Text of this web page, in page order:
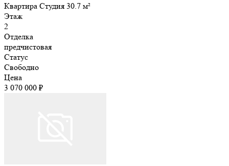
Квартира Студия 30.7 м²
Этаж
2
Отделка
предчистовая
Статус
Свободно
Цена
3 070 000 ₽